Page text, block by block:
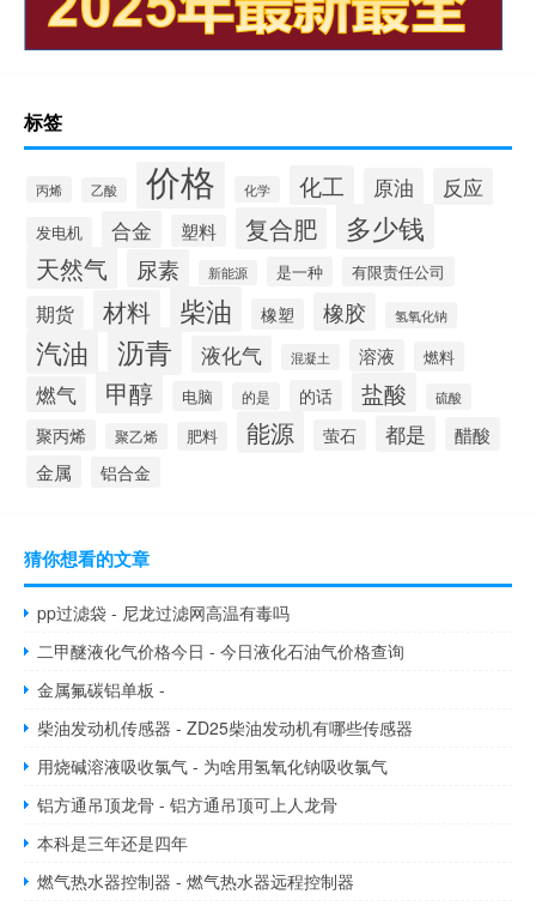
标签
丙烯 乙酸 价格 化学 化工 原油 反应
发电机 合金 塑料 复合肥 多少钱
天然气 尿素 新能源 是一种 有限责任公司
期货 材料 柴油 橡塑 橡胶 氢氧化钠
汽油 沥青 液化气 混凝土 溶液 燃料
燃气 甲醇 电脑 的是 的话 盐酸 硫酸
聚丙烯 聚乙烯 肥料 能源 萤石 都是 醋酸
金属 铝合金
猜你想看的文章
pp过滤袋 - 尼龙过滤网高温有毒吗
二甲醚液化气价格今日 - 今日液化石油气价格查询
金属氟碳铝单板 -
柴油发动机传感器 - ZD25柴油发动机有哪些传感器
用烧碱溶液吸收氯气 - 为啥用氢氧化钠吸收氯气
铝方通吊顶龙骨 - 铝方通吊顶可上人龙骨
本科是三年还是四年
燃气热水器控制器 - 燃气热水器远程控制器